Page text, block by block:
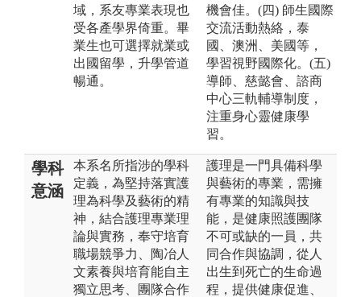
域，系友專業表現也
受各產學界倚重。畢
業生也可選擇就業或
出國留學，升學管道
暢通。
機會佳。(四) 師生國際
交流活動熱絡，泰
國、澳洲、美國等，
學習視野國際化。(五)
導師、慈懿會、諮商
中心三軌輔導制度，
注重身心靈健康學
習。
學科
意涵
本系名所指涉的學科
定義，為堅持落實護
理為科學及藝術的精
神，結合護理專業理
論與實務，奉守培育
職場競爭力、陶冶人
文素養與培育能自主
獨立思考、團隊合作
護理是一門具備科學
與藝術的專業，需擁
有專業的知識與技
能，是健康照護團隊
不可或缺的一員，共
同合作與協調，從人
出生到死亡的生命過
程，提供健康促進、